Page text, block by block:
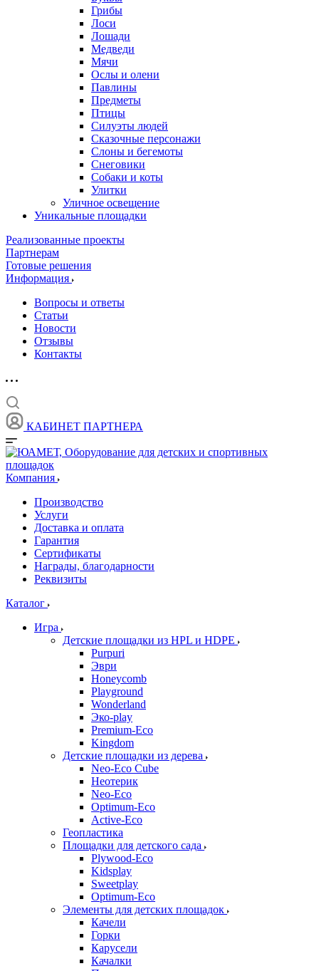
Грибы
Лоси
Лошади
Медведи
Мячи
Ослы и олени
Павлины
Предметы
Птицы
Силуэты людей
Сказочные персонажи
Слоны и бегемоты
Снеговики
Собаки и коты
Улитки
Уличное освещение
Уникальные площадки
Реализованные проекты
Партнерам
Готовые решения
Информация
Вопросы и ответы
Статьи
Новости
Отзывы
Контакты
КАБИНЕТ ПАРТНЕРА
Компания
Производство
Услуги
Доставка и оплата
Гарантия
Сертификаты
Награды, благодарности
Реквизиты
Каталог
Игра
Детские площадки из HPL и HDPE
Purpuri
Эври
Honeycomb
Playground
Wonderland
Эко-play
Premium-Eco
Kingdom
Детские площадки из дерева
Neo-Eco Cube
Неотерик
Neo-Eco
Оptimum-Еco
Active-Eco
Геопластика
Площадки для детского сада
Plywood-Eco
Kidsplay
Sweetplay
Оptimum-Еco
Элементы для детских площадок
Качели
Горки
Карусели
Качалки